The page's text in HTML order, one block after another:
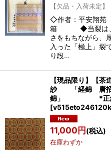
【欠品・入荷未定】
◇作者：平安翔
箱 ◆当裂は、紹
さをもちながら、
入った「極上」
り段…
【現品限り】【
紗 「経錦 唐招
錦」 *正絹*
[
11,000円(税込)
在庫わずか